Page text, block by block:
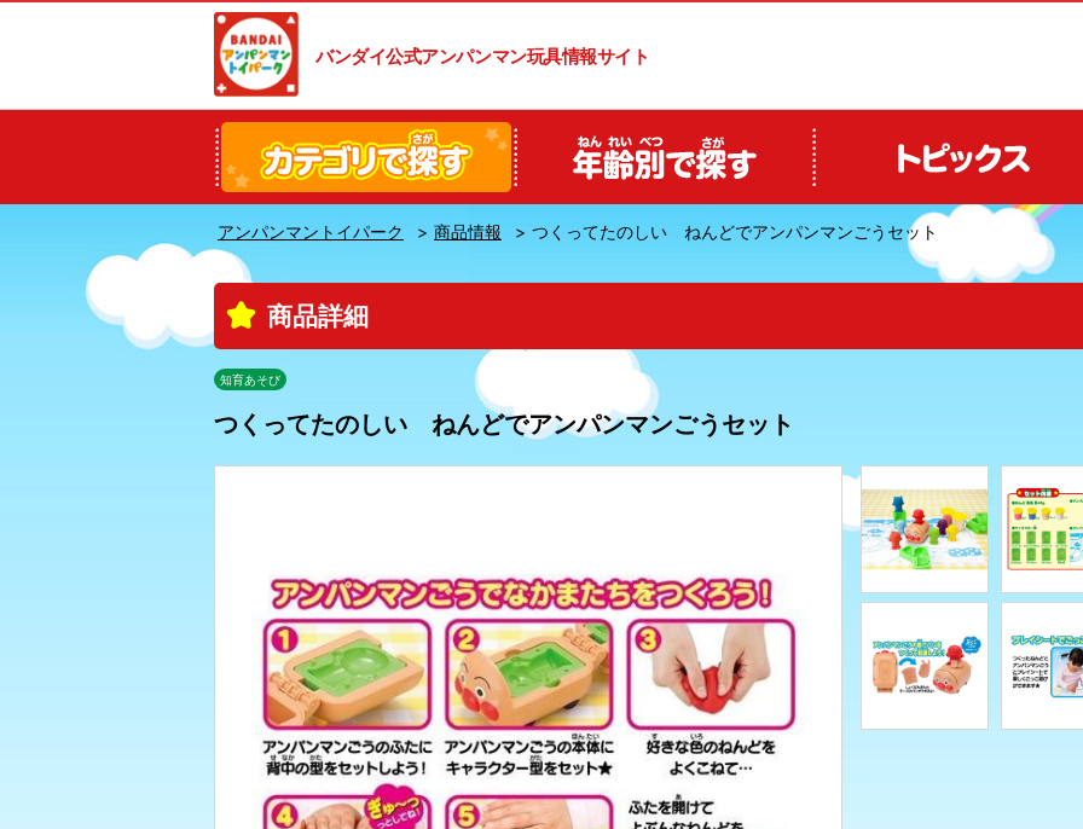
バンダイ公式アンパンマン玩具情報サイト
アンパンマントイパーク 商品情報 つくってたのしい ねんどでアンパンマンごうセット
商品詳細
知育あそび
つくってたのしい ねんどでアンパンマンごうセット